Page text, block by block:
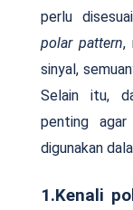
perlu
polar pattern,
sinyal,
Selain itu,
penting
digunakan
1.Kenali